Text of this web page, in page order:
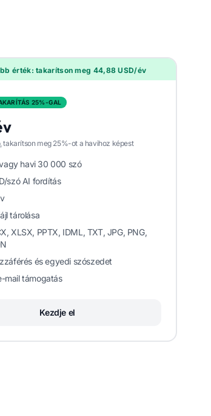
érték: takarítson meg 44,88 USD/év
25%-GAL
takarítson meg 25%-ot a havihoz képest
havi 30 000 szó
szó AI fordítás
tárolása
XLSX, PPTX, IDML, TXT, JPG, PNG,
és egyedi szószedet
mail támogatás
Kezdje el